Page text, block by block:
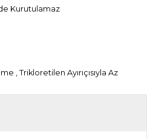
Kurutulamaz
, Trikloretilen Ayırıçısıyla Az